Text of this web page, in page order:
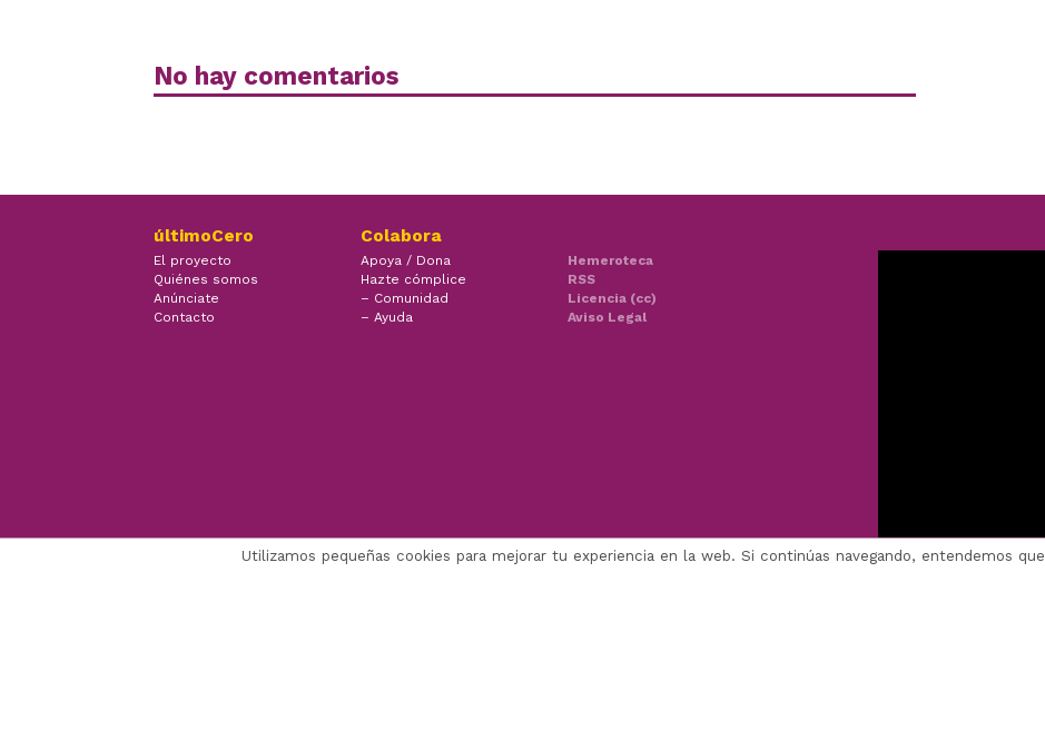
No hay comentarios
últimoCero
El proyecto
Quiénes somos
Anúnciate
Contacto
Colabora
Apoya / Dona
Hazte cómplice
– Comunidad
– Ayuda
Hemeroteca
RSS
Licencia (cc)
Aviso Legal
Utilizamos pequeñas cookies para mejorar tu experiencia en la web. Si continúas navegando, entendemos que